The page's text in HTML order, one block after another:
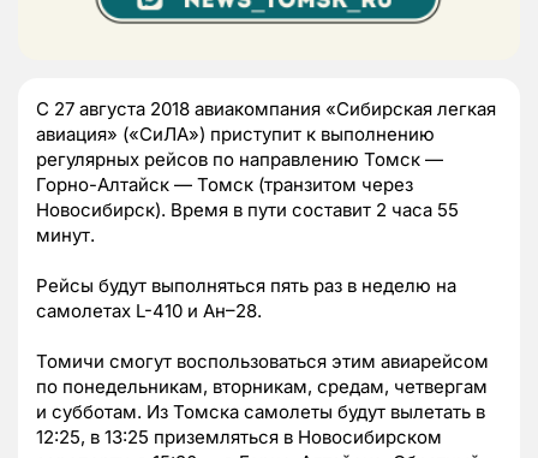
С 27 августа 2018 авиакомпания «Сибирская легкая
авиация» («СиЛА») приступит к выполнению
регулярных рейсов по направлению Томск —
Горно-Алтайск — Томск (транзитом через
Новосибирск). Время в пути составит 2 часа 55
минут.
Рейсы будут выполняться пять раз в неделю на
самолетах L-410 и Ан–28.
Томичи смогут воспользоваться этим авиарейсом
по понедельникам, вторникам, средам, четвергам
и субботам. Из Томска самолеты будут вылетать в
12:25, в 13:25 приземляться в Новосибирском